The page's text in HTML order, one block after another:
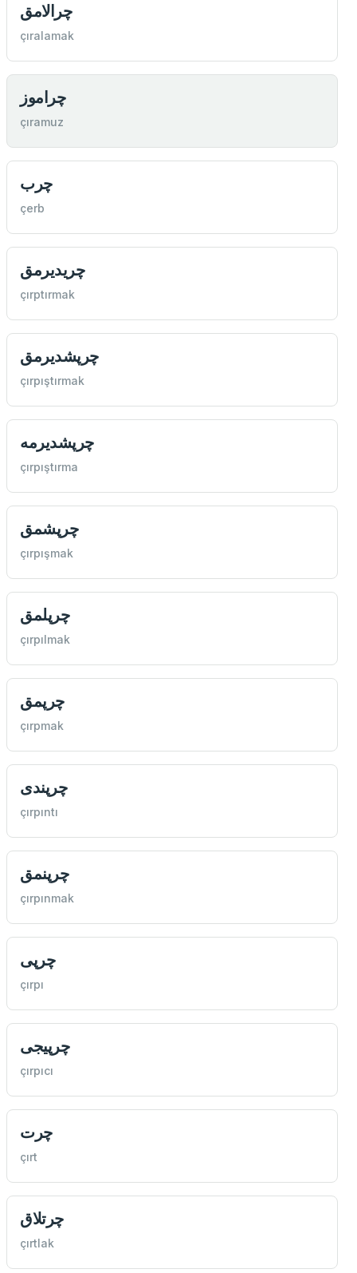
چرالامق
çıralamak
چراموز
çıramuz
چرب
çerb
چريديرمق
çırptırmak
چرپشديرمق
çırpıştırmak
چرپشديرمه
çırpıştırma
چرپشمق
çırpışmak
چرپلمق
çırpılmak
چرپمق
çırpmak
چرپندی
çırpıntı
چرپنمق
çırpınmak
چرپی
çırpı
چرپیجی
çırpıcı
چرت
çırt
چرتلاق
çırtlak